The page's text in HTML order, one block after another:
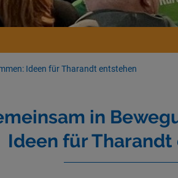
Ideen für Tharandt entstehen
in
Ideen für